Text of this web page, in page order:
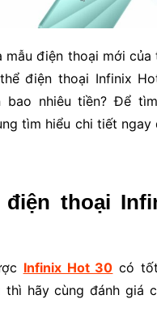
mẫu điện thoại mới của
điện thoại Infinix
bao nhiêu tiền? Để
tìm hiểu chi tiết ngay
thoại
Infinix Hot 30 có
thì hãy cùng đánh giá